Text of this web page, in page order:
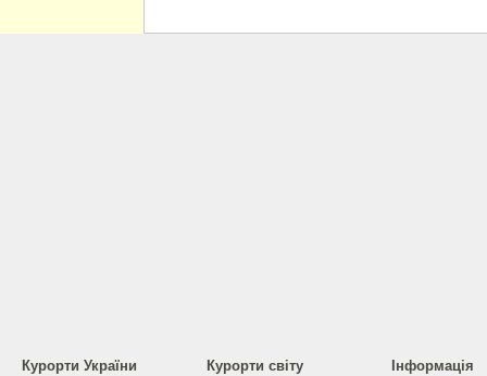
Курорти України Курорти світу Інформація